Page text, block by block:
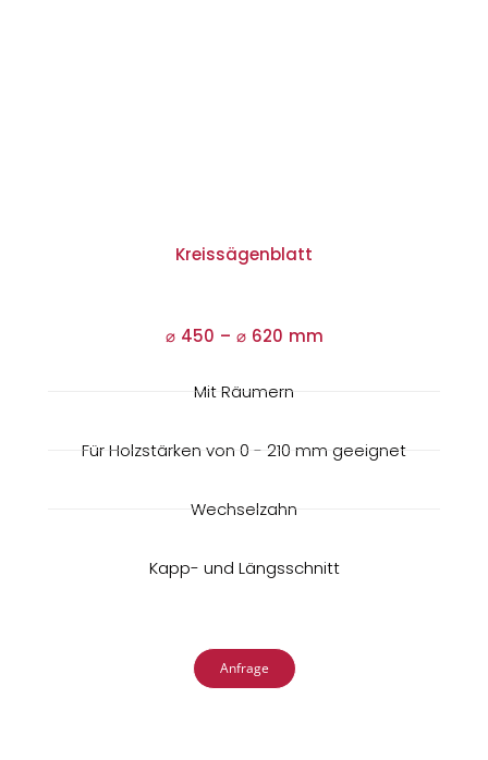
Kreissägenblatt
⌀ 450 – ⌀620 mm
Mit Räumern
Für Holzstärken von 0 - 210 mm geeignet
Wechselzahn
Kapp- und Längsschnitt
Anfrage